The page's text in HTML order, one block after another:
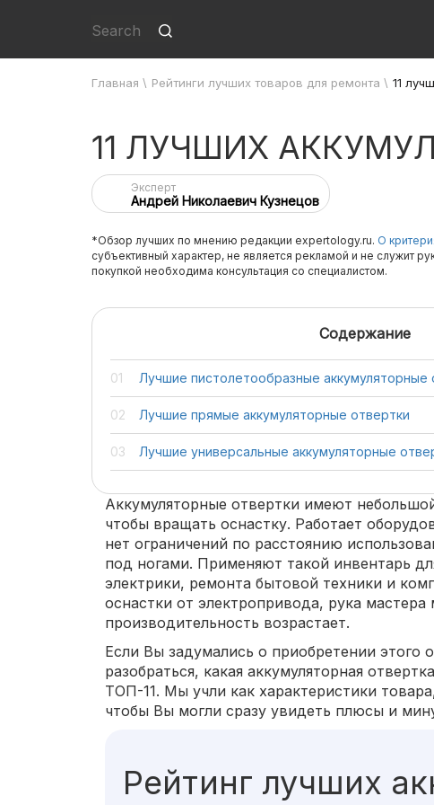
Главная \ Рейтинги лучших товаров для ремонта \ 11
11 ЛУЧШИХ
Эксперт
Андрей Николаевич Кузнецов
*Обзор лучших по мнению редакции expertology.ru. О
субъективный характер, не является рекламой и не служит
покупкой необходима консультация со специалистом.
Содержание
Лучшие пистолетообразные аккумуляторные
Лучшие прямые аккумуляторные отвертки
Лучшие универсальные аккумуляторные
Аккумуляторные отвертки имеют
чтобы вращать оснастку. Работает
нет ограничений по расстоянию
под ногами. Применяют такой инвентарь
электрики, ремонта бытовой техники и
оснастки от электропривода, рука мастера
производительность возрастает.
Если Вы задумались о приобретении этого
разобраться, какая аккумуляторная
ТОП-11. Мы учли как характеристики
чтобы Вы могли сразу увидеть плюсы и
Рейтинг лучших